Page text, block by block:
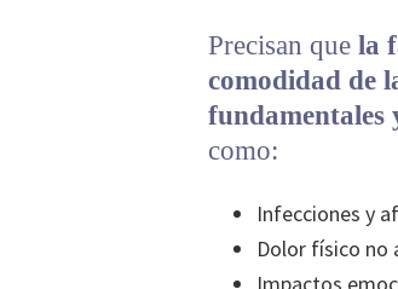
Precisan que la
comodidad de
fundamentales
como:
Infecciones y
Dolor físico no